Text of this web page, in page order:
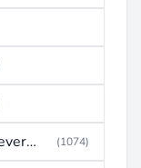
Refrigeración (heladeras, neveras, congeladores) (1074)